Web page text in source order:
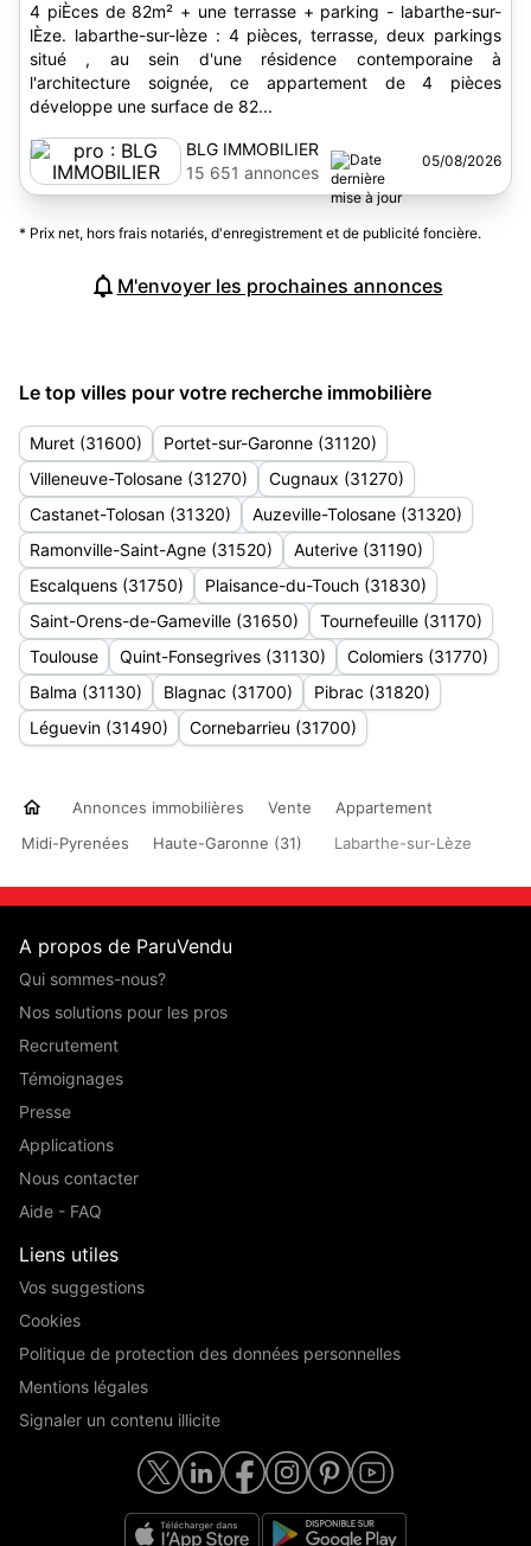
4 piÈces de 82m² + une terrasse + parking - labarthe-sur-
lÈze. labarthe-sur-lèze : 4 pièces, terrasse, deux parkings
situé , au sein d'une résidence contemporaine à
l'architecture soignée, ce appartement de 4 pièces
développe une surface de 82...
BLG IMMOBILIER
15 651 annonces
05/08/2026
* Prix net, hors frais notariés, d'enregistrement et de publicité foncière.
M'envoyer les prochaines annonces
Le top villes pour votre recherche immobilière
Muret (31600)
Portet-sur-Garonne (31120)
Villeneuve-Tolosane (31270)
Cugnaux (31270)
Castanet-Tolosan (31320)
Auzeville-Tolosane (31320)
Ramonville-Saint-Agne (31520)
Auterive (31190)
Escalquens (31750)
Plaisance-du-Touch (31830)
Saint-Orens-de-Gameville (31650)
Tournefeuille (31170)
Toulouse
Quint-Fonsegrives (31130)
Colomiers (31770)
Balma (31130)
Blagnac (31700)
Pibrac (31820)
Léguevin (31490)
Cornebarrieu (31700)
Annonces immobilières Vente
Appartement
Midi-Pyrenées
Haute-Garonne (31) Labarthe-sur-Lèze
A propos de ParuVendu
Qui sommes-nous?
Nos solutions pour les pros
Recrutement
Témoignages
Presse
Applications
Nous contacter
Aide - FAQ
Liens utiles
Vos suggestions
Cookies
Politique de protection des données personnelles
Mentions légales
Signaler un contenu illicite